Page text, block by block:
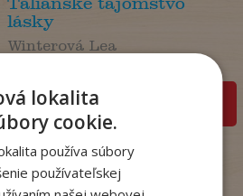
lásky
Winterová Lea
pridať do košíka
lokalita
cookie.
používa súbory
používateľskej